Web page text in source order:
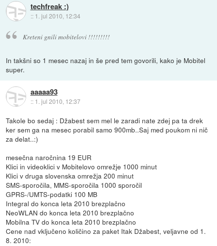
techfreak :)
:: 1. jul 2010, 12:34
Kreteni gnili mobitelovi !!!!!!!!!
In takšni so 1 mesec nazaj in še pred tem govorili, kako je Mobitel
super.
aaaaa93
:: 1. jul 2010, 12:37
Takole bo sedaj : Džabest sem mel le zaradi nate zdej pa ta drek
ker sem ga na mesec porabil samo 900mb..Saj med poukom ni nič
za delat..:)
mesečna naročnina 19 EUR
Klici in videoklici v Mobitelovo omrežje 1000 minut
Klici v druga slovenska omrežja 200 minut
SMS-sporočila, MMS-sporočila 1000 sporočil
GPRS-/UMTS-podatki 100 MB
Integral do konca leta 2010 brezplačno
NeoWLAN do konca leta 2010 brezplačno
Mobilna TV do konca leta 2010 brezplačno
Cene nad vključeno količino za paket Itak Džabest, veljavne od 1.
8. 2010: